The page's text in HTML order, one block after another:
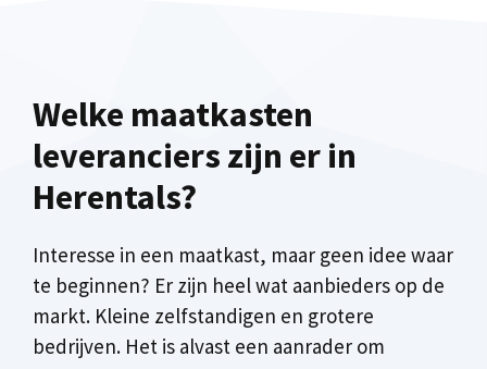
Welke maatkasten
leveranciers zijn er in
Herentals?
Interesse in een maatkast, maar geen idee waar
te beginnen? Er zijn heel wat aanbieders op de
markt. Kleine zelfstandigen en grotere
bedrijven. Het is alvast een aanrader om